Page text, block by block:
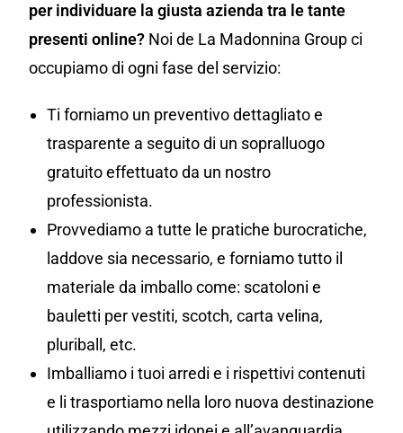
per individuare la giusta azienda tra le tante
presenti online? Noi de La Madonnina Group ci
occupiamo di ogni fase del servizio:
Ti forniamo un preventivo dettagliato e
trasparente a seguito di un sopralluogo
gratuito effettuato da un nostro
professionista.
Provvediamo a tutte le pratiche burocratiche,
laddove sia necessario, e forniamo tutto il
materiale da imballo come: scatoloni e
bauletti per vestiti, scotch, carta velina,
pluriball, etc.
Imballiamo i tuoi arredi e i rispettivi contenuti
e li trasportiamo nella loro nuova destinazione